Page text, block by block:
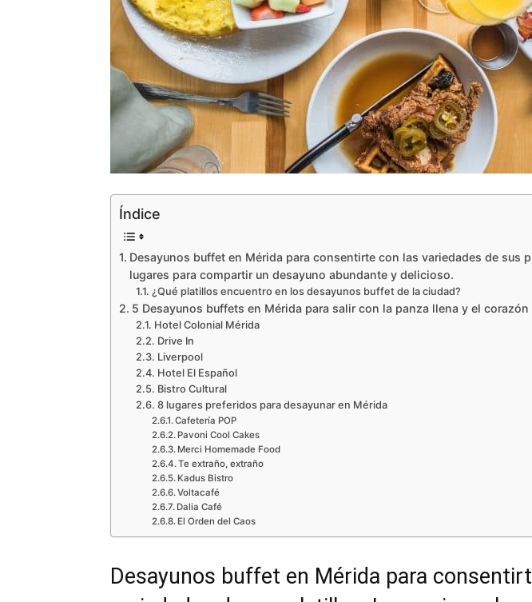
Índice
Desayunos buffet en Mérida para consentirte con las variedades de sus
lugares para compartir un desayuno abundante y delicioso.
¿Qué platillos encuentro en los desayunos buffet de la ciudad?
5 Desayunos buffets en Mérida para salir con la panza llena y el
Hotel Colonial Mérida
Drive In
Liverpool
Hotel El Español
Bistro Cultural
8 lugares preferidos para desayunar en Mérida
Cafetería POP
Pavoni Cool Cakes
Merci Homemade Food
Te extraño, extraño
Kadus Bistro
Voltacafé
Dalia Café
El Orden del Caos
Desayunos buffet en Mérida para